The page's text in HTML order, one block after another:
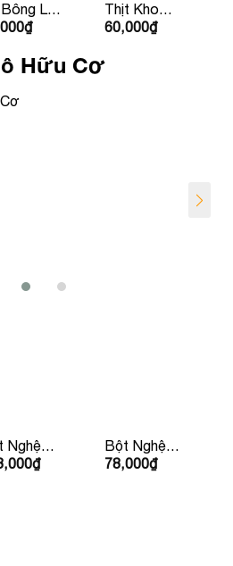
Lau
Tộ₫
Thịt Kho
Dưa
60,000₫
Hữu Cơ
Nghệ
Cơ₫
Bột Nghệ
Hữu Cơ 30g
78,000₫